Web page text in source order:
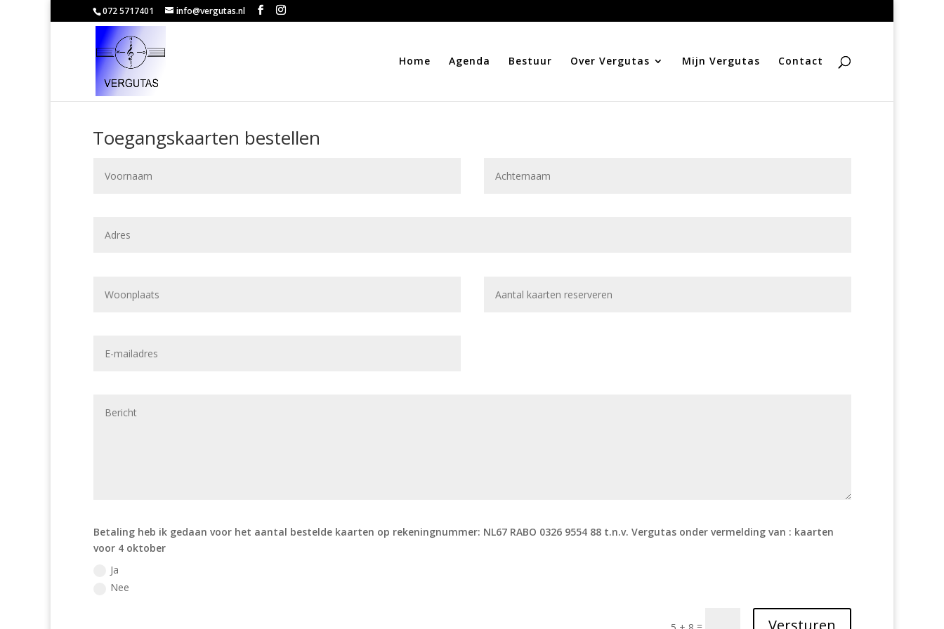
072 5717401 info@vergutas.nl
Home Agenda Bestuur Over Vergutas Mijn Vergutas Contact
Toegangskaarten bestellen
Betaling heb ik gedaan voor het aantal bestelde kaarten op rekeningnummer: NL67 RABO 0326 9554 88 t.n.v. Vergutas onder vermelding van : kaarten
voor 4 oktober
Ja
Nee
=